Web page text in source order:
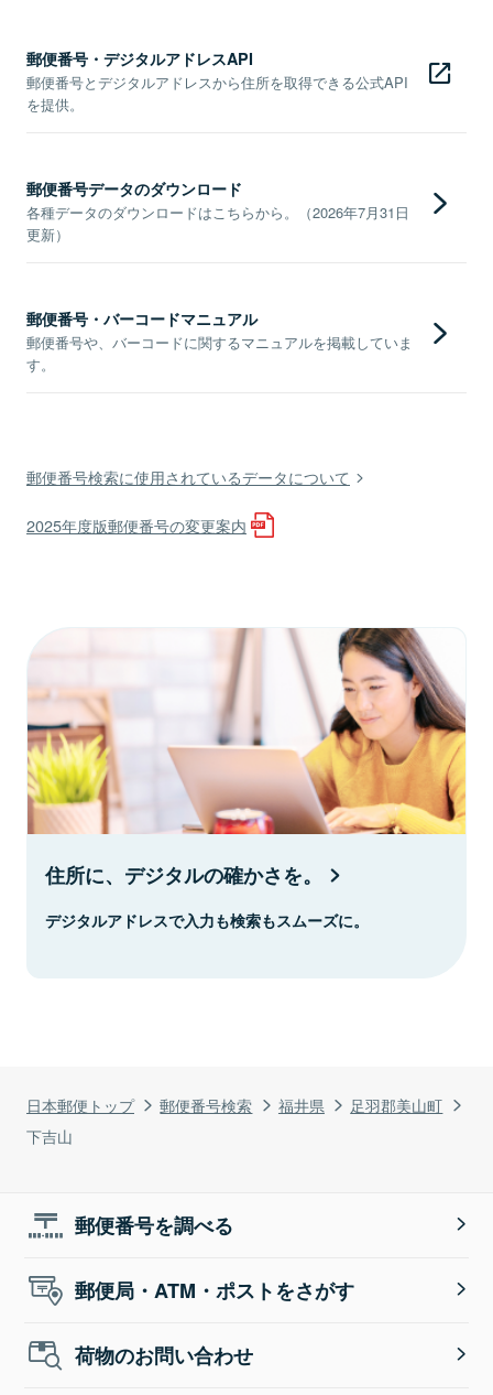
日本郵便トップ 郵便番号検索 福井県
足羽郡美山町
下吉山
郵便番号・デジタルアドレスAPI
郵便番号とデジタルアドレスから住所を取得できる公式API
を提供。
郵便番号データのダウンロード
各種データのダウンロードはこちらから。（2026年7月31日
更新）
郵便番号・バーコードマニュアル
郵便番号や、バーコードに関するマニュアルを掲載していま
す。
郵便番号検索に使用されているデータについて
2025年度版郵便番号の変更案内
住所に、デジタルの確かさを。
デジタルアドレスで入力も検索もスムーズに。
郵便番号を調べる
郵便局・ATM・ポストをさがす
荷物のお問い合わせ